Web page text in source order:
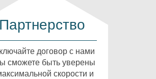
Партнерство
договор с нами
сможете быть уверены
скорости и